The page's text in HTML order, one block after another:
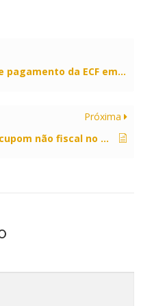
da ECF em PDV?
Próxima
Como habilitar impressão de cupom não fiscal no pré-venda?